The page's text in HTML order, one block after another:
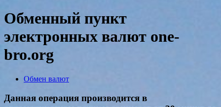
Обменный пункт
электронных валют one-
bro.org
Обмен валют
Данная операция производится в